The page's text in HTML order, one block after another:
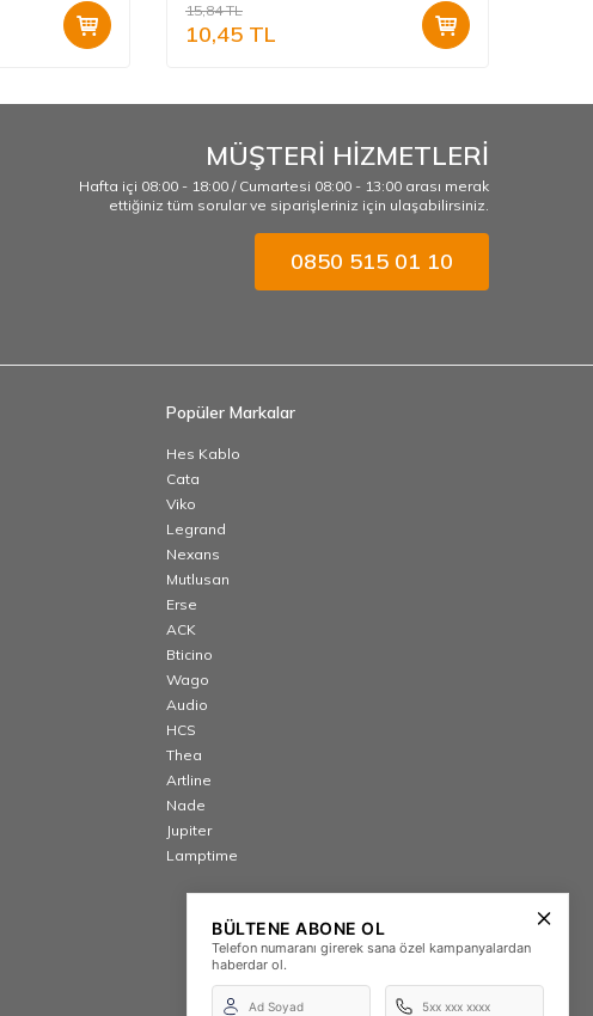
15,84TL
10,45 TL
MÜŞTERİ HİZMETLERİ
Hafta içi 08:00 - 18:00 / Cumartesi 08:00 - 13:00 arası merak
ettiğiniz tüm sorular ve siparişleriniz için ulaşabilirsiniz.
0850 515 01 10
Popüler Markalar
Hes Kablo
Cata
Viko
Legrand
Nexans
Mutlusan
Erse
ACK
Bticino
Wago
Audio
HCS
Thea
Artline
Nade
Jupiter
Lamptime
BÜLTENE ABONE OL
Telefon numaranı girerek sana özel kampanyalardan
haberdar ol.